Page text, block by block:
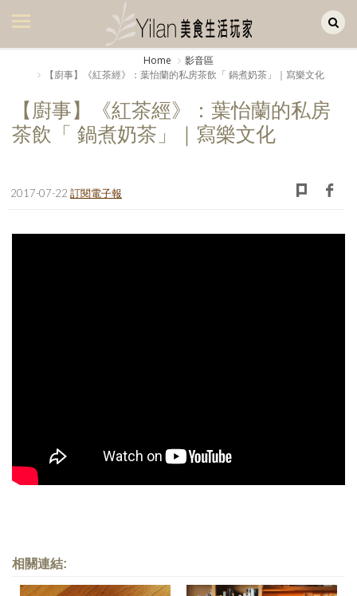
美食集
美飲集
廚房集
旅遊集
歷史區
活動實況記錄
Home
影音區
【廚事】《紅茶經》：葉怡蘭的私房茶飲「 鍋煮奶茶」｜寫樂文化
【廚事】《紅茶經》：葉怡蘭的私房
茶飲「 鍋煮奶茶」｜寫樂文化
2017-07-22 訂閱電子報
相關連結: